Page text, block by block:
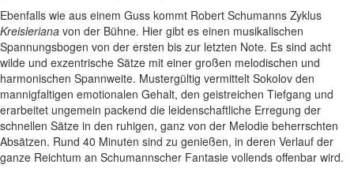
Ebenfalls wie aus einem Guss kommt Robert Schumanns Zyklus
Kreisleriana von der Bühne. Hier gibt es einen musikalischen
Spannungsbogen von der ersten bis zur letzten Note. Es sind acht
wilde und exzentrische Sätze mit einer großen melodischen und
harmonischen Spannweite. Mustergültig vermittelt Sokolov den
mannigfaltigen emotionalen Gehalt, den geistreichen Tiefgang und
erarbeitet ungemein packend die leidenschaftliche Erregung der
schnellen Sätze in den ruhigen, ganz von der Melodie beherrschten
Absätzen. Rund 40 Minuten sind zu genießen, in deren Verlauf der
ganze Reichtum an Schumannscher Fantasie vollends offenbar wird.